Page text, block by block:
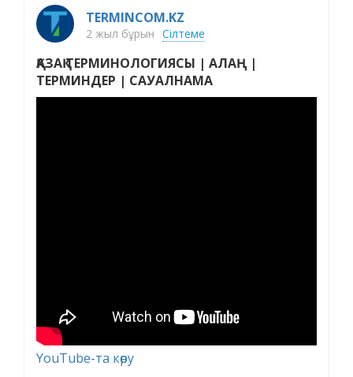
TERMINCOM.KZ
2 жыл бұрын Сілтеме
ҚАЗАҚ ТЕРМИНОЛОГИЯСЫ | АЛАҢ |
ТЕРМИНДЕР | САУАЛНАМА
YouTube-та көру